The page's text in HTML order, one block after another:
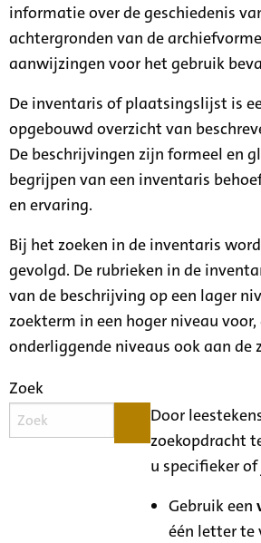
informatie over de geschiedenis
achtergronden van de
aanwijzingen voor het gebruik
De inventaris of plaatsingslijst is
opgebouwd overzicht van
De beschrijvingen zijn formeel en
begrijpen van een inventaris
en ervaring.
Bij het zoeken in de inventaris
gevolgd. De rubrieken in de
van de beschrijving op een lager
zoekterm in een hoger niveau
onderliggende niveaus ook aan de
Zoek
Door
zoekopdracht
u specifieker
Gebruik een
één letter te